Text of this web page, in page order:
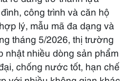
công trình và căn hộ
lý, mẫu mã đa dạng và
tháng 5/2026, thị trường
nhật nhiều dòng sản phẩm
chống nước tốt, hạn chế